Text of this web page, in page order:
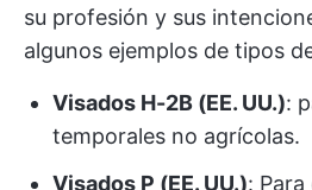
su profesión y sus
algunos ejemplos de tipos
Visados H-2B (EE. UU.):
temporales no agrícolas.
Visados P (EE. UU.):